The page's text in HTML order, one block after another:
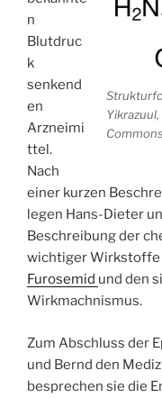
Commons
n
Blutdruc
k
senkend
en
Arzneimi
ttel.
Nach
einer kurzen
legen Hans-Dieter
Beschreibung der
wichtiger Wirkstoffe
Furosemid und den
Wirkmachnismus.
Zum Abschluss der
und Bernd den
besprechen sie die